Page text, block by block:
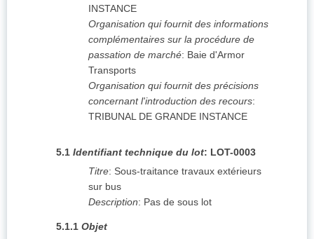
INSTANCE
Organisation qui fournit des informations
complémentaires sur la procédure de
passation de marché: Baie d'Armor
Transports
Organisation qui fournit des précisions
concernant l'introduction des recours:
TRIBUNAL DE GRANDE INSTANCE
5.1 Identifiant technique du lot: LOT-0003
Titre: Sous-traitance travaux extérieurs
sur bus
Description: Pas de sous lot
5.1.1 Objet